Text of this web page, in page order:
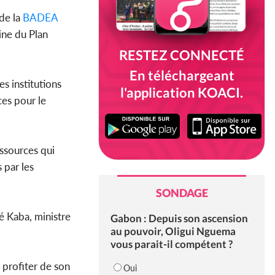
la BADEA
du Plan
institutions
pour le
qui
par les
Kaba, ministre
profiter de son
RESTEZ CONNECTÉ
En téléchargeant
l'application KOACI.
SONDAGE
Gabon : Depuis son ascension
au pouvoir, Oligui Nguema
vous parait-il compétent ?
Oui